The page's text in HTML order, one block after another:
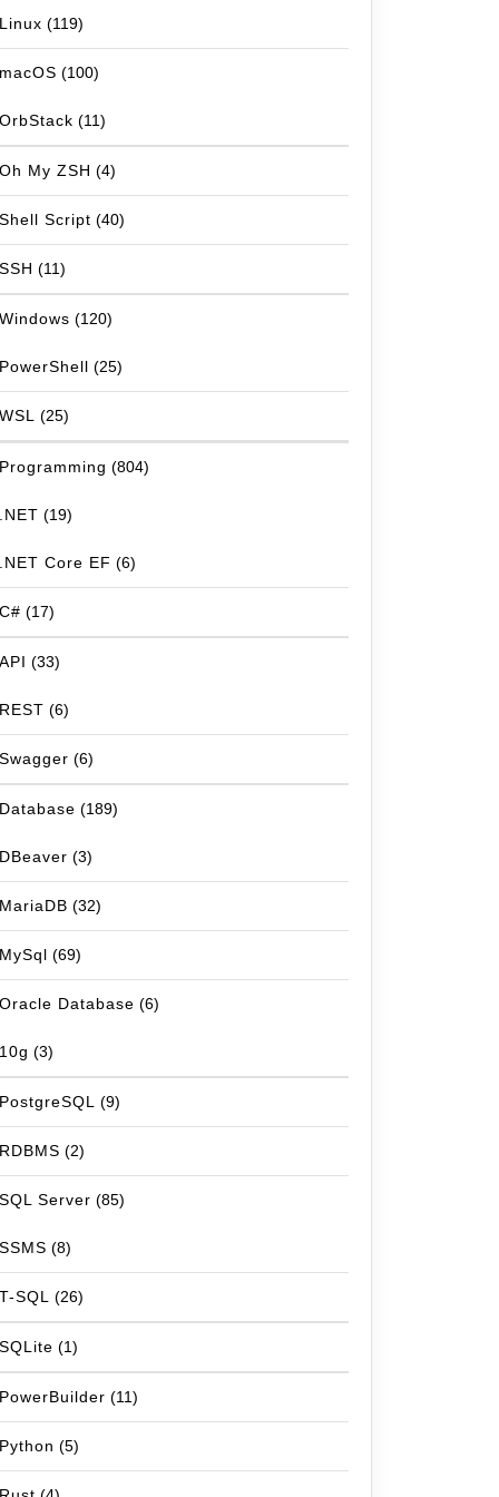
Linux (119)
macOS (100)
OrbStack (11)
Oh My ZSH (4)
Shell Script (40)
SSH (11)
Windows (120)
PowerShell (25)
WSL (25)
Programming (804)
.NET (19)
.NET Core EF (6)
C# (17)
API (33)
REST (6)
Swagger (6)
Database (189)
DBeaver (3)
MariaDB (32)
MySql (69)
Oracle Database (6)
10g (3)
PostgreSQL (9)
RDBMS (2)
SQL Server (85)
SSMS (8)
T-SQL (26)
SQLite (1)
PowerBuilder (11)
Python (5)